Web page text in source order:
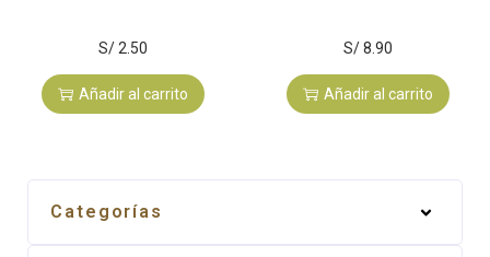
Categorías
S/2.50
Añadir al carrito
S/8.90
Añadir al carrito